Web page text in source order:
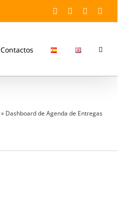
Facebook
TwitterYouTube
Contactos
» Dashboard de Agenda de Entregas